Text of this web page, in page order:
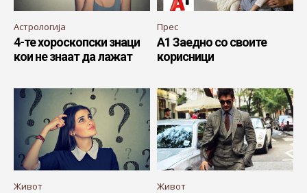
Астрологија
4-те хороскопски знаци
кои не знаат да лажат
Прес
A1 Заедно со своите
корисници
Живот Живот